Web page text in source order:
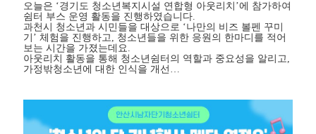
오늘은 ‘경기도 청소년복지시설 연합형 아웃리치’에 참가하여
쉼터 부스 운영 활동을 진행하였습니다.
과천시 청소년과 시민들을 대상으로 ‘나만의 비즈 볼펜 꾸미
기’ 체험을 진행하고, 청소년들을 위한 응원의 한마디를 적어
보는 시간을 가졌는데요.
아웃리치 활동을 통해 청소년쉼터의 역할과 중요성을 알리고,
가정밖청소년에 대한 인식을 개선…